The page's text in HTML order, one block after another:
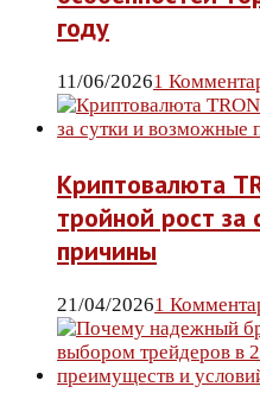
году
11/06/20261
Криптовалюта
тройной рост
причины
21/04/20261